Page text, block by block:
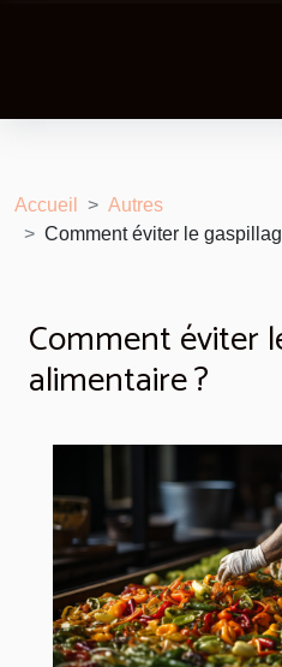
Accueil
Autres
Comment éviter le
Comment éviter
alimentaire ?